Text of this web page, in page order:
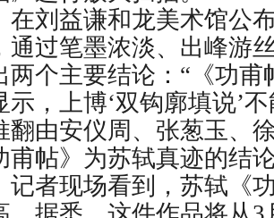
益谦和龙美术馆公布
通过笔墨浓淡、出峰游
两个主要结论：“《功
示，上博‘双钩廓填说’
翻由安仪周、张葱玉、
甫帖》为苏轼真迹的结
现场看到，苏轼《功